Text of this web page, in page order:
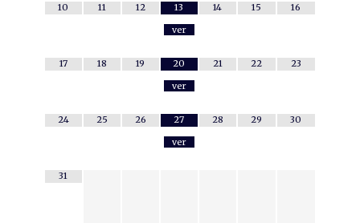
10 11 12
13
ver
14 15 16
17 18 19
20
ver
21 22 23
24 25 26
27
ver
28 29 30
31